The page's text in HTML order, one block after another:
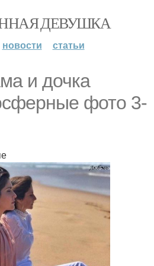
ДЕВУШКА
новости статьи
и дочка
фото 3-